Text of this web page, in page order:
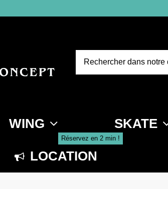
WING SKATE
LOCATION
Réservez en 2 min !